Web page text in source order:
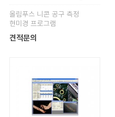
올림푸스 니콘 공구 측정
현미경 프로그램
견적문의